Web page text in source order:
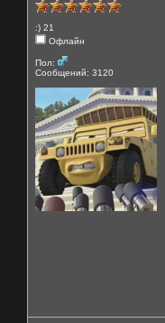
:) 21
Офлайн
Пол:
Сообщений: 3120